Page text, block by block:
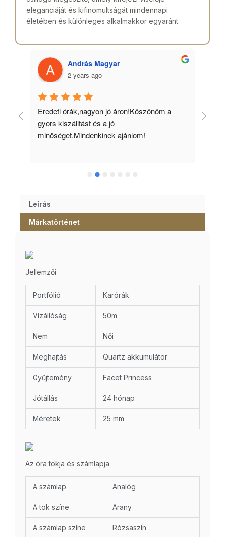
eleganciáját és kifinomultságát mindennapi
életében és különleges alkalmakkor egyaránt.
András Magyar
2 years ago
Eredeti órák,nagyon jó áron!Köszönöm a
gyors kiszálitást és a jó
minőséget.Mindenkinek ajánlom!
Leírás
Márkatörténet
Jellemzői
Portfólió Karórák
Vízállóság 50m
Nem Női
Meghajtás Quartz akkumulátor
Gyűjtemény Facet Princess
Jótállás 24 hónap
Méretek 25 mm
Az óra tokja és számlapja
A számlap Analóg
A tok színe Arany
A számlap színe Rózsaszín